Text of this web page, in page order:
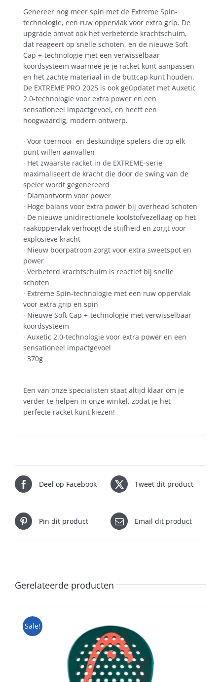
Genereer nog meer spin met de Extreme Spin-
technologie, een ruw oppervlak voor extra grip. De
upgrade omvat ook het verbeterde krachtschuim,
dat reageert op snelle schoten, en de nieuwe Soft
Cap +-technologie met een verwisselbaar
koordsysteem waarmee je je racket kunt aanpassen
en het zachte materiaal in de buttcap kunt houden.
De EXTREME PRO 2025 is ook geüpdatet met Auxetic
2.0-technologie voor extra power en een
sensationeel impactgevoel, en heeft een
hoogwaardig, modern ontwerp.
· Voor toernooi- en deskundige spelers die op elk
punt willen aanvallen
· Het zwaarste racket in de EXTREME-serie
maximaliseert de kracht die door de swing van de
speler wordt gegenereerd
· Diamantvorm voor power
· Hoge balans voor extra power bij overhead schoten
· De nieuwe unidirectionele koolstofvezellaag op het
raakoppervlak verhoogt de stijfheid en zorgt voor
explosieve kracht
· Nieuw boorpatroon zorgt voor extra sweetspot en
power
· Verbeterd krachtschuim is reactief bij snelle
schoten
· Extreme Spin-technologie met een ruw oppervlak
voor extra grip en spin
· Nieuwe Soft Cap +-technologie met verwisselbaar
koordsysteem
· Auxetic 2.0-technologie voor extra power en een
sensationeel impactgevoel
· 370g
Een van onze specialisten staat altijd klaar om je
verder te helpen in onze winkel, zodat je het
perfecte racket kunt kiezen!
Deel op Facebook Tweet dit product
Pin dit product Email dit product
Gerelateerde producten
Sale!